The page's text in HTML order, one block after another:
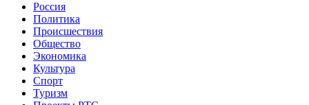
Россия
Политика
Происшествия
Общество
Экономика
Культура
Спорт
Туризм